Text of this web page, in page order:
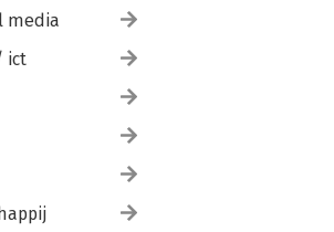
media
ict